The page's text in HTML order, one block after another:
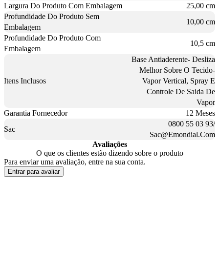
Largura Do Produto Com Embalagem
25,00 cm
Profundidade Do Produto Sem
Embalagem
10,00 cm
Profundidade Do Produto Com
Embalagem
10,5 cm
Itens Inclusos
Base Antiaderente- Desliza
Melhor Sobre O Tecido-
Vapor Vertical, Spray E
Controle De Saida De
Vapor
Garantia Fornecedor
12 Meses
Sac
0800 55 03 93/
Sac@Emondial.Com
Avaliações
O que os clientes estão dizendo sobre o produto
Para enviar uma avaliação, entre na sua conta.
Entrar para avaliar